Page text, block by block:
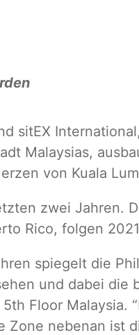
sitEX
Malaysias,
von Kuala
zwei Jahren.
Rico, folgen
spiegelt die
und dabei die
Floor
Zone nebenan